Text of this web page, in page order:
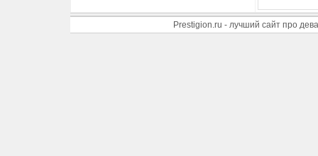
Prestigion.ru - лучший сайт про